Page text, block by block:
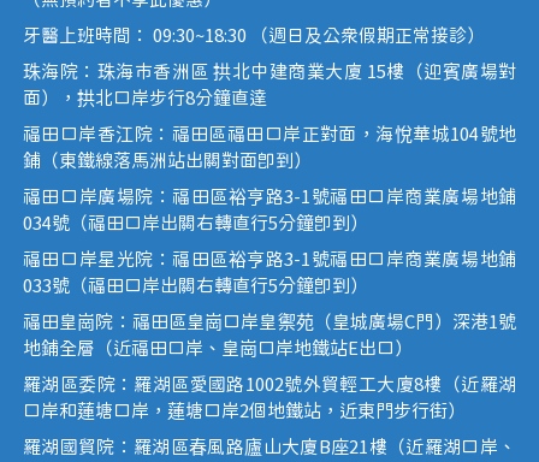
牙醫上班時間： 09:30~18:30 （週日及公眾假期正常接診）
珠海院：珠海市香洲區 拱北中建商業大廈 15樓（迎賓廣場對
面），拱北口岸步行8分鐘直達
福田口岸香江院：福田區福田口岸正對面，海悅華城104號地
鋪（東鐵線落馬洲站出關對面即到）
福田口岸廣場院：福田區裕亨路3-1號福田口岸商業廣場地鋪
034號（福田口岸出關右轉直行5分鐘即到）
福田口岸星光院：福田區裕亨路3-1號福田口岸商業廣場地鋪
033號（福田口岸出關右轉直行5分鐘即到）
福田皇崗院：福田區皇崗口岸皇禦苑（皇城廣場C門）深港1號
地鋪全層（近福田口岸、皇崗口岸地鐵站E出口）
羅湖區委院：羅湖區愛國路1002號外貿輕工大廈8樓（近羅湖
口岸和蓮塘口岸，蓮塘口岸2個地鐵站，近東門步行街）
羅湖國貿院：羅湖區春風路廬山大廈B座21樓（近羅湖口岸、